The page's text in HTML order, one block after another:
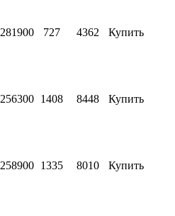
281900 727 4362 Купить
256300 1408 8448 Купить
258900 1335 8010 Купить